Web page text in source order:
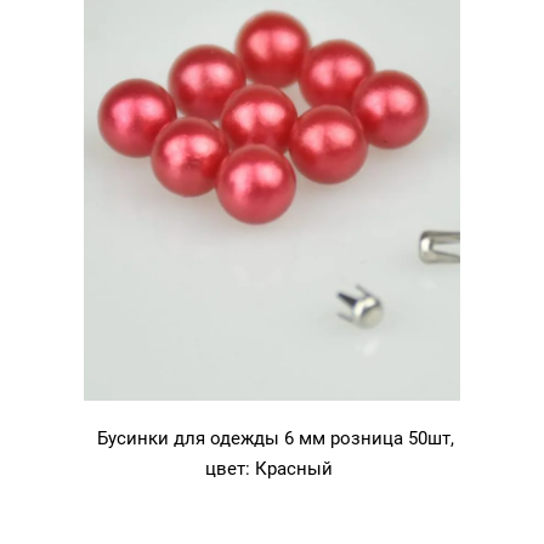
Бусинки для одежды 6 мм розница 50шт,
цвет: Красный